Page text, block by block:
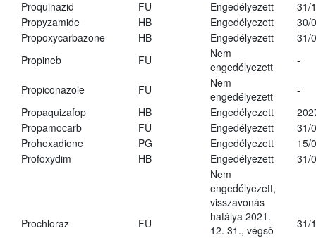
Proquinazid
FU Engedélyezett
31/
Propyzamide
HB Engedélyezett
30/
Propoxycarbazone
HB Engedélyezett
31/
Propineb
FU
Nem
engedélyezett
-
Propiconazole FU
Nem
engedélyezett
-
Propaquizafop
HB Engedélyezett
Propamocarb
FU Engedélyezett
31/
Prohexadione
PG Engedélyezett
15/
Profoxydim
HB Engedélyezett 31/
Prochloraz FU
Nem
engedélyezett,
visszavonás
hatálya 2021.
12. 31., végső
31/